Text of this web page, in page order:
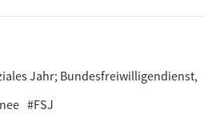
Jahr; Bundesfreiwilligendienst,
#FSJ